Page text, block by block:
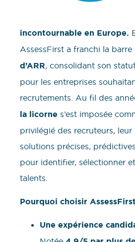
incontournable en Europe.
AssessFirst a franchi la barre
d’ARR, consolidant son
pour les entreprises
recrutements. Au fil des
la licorne s’est imposée
privilégié des recruteurs,
solutions précises,
pour identifier, sélectionner
talents.
Pourquoi choisir
Une expérience